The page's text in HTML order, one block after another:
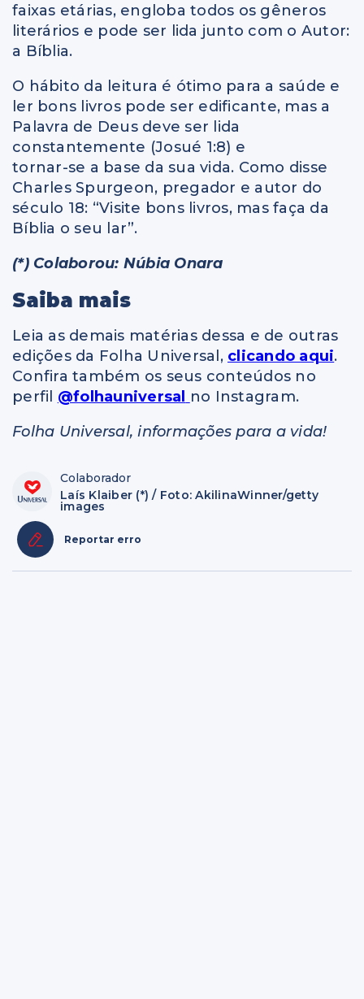
faixas etárias, engloba todos os gêneros
literários e pode ser lida junto com o Autor:
a Bíblia.
O hábito da leitura é ótimo para a saúde e
ler bons livros pode ser edificante, mas a
Palavra de Deus deve ser lida
constantemente (Josué 1:8) e
tornar-se a base da sua vida. Como disse
Charles Spurgeon, pregador e autor do
século 18: “Visite bons livros, mas faça da
Bíblia o seu lar”.
(*) Colaborou: Núbia Onara
Saiba mais
Leia as demais matérias dessa e de outras
edições da Folha Universal, clicando aqui.
Confira também os seus conteúdos no
perfil @folhauniversal no Instagram.
Folha Universal, informações para a vida!
Colaborador
Laís Klaiber (*) / Foto: AkilinaWinner/getty
images
Reportar erro